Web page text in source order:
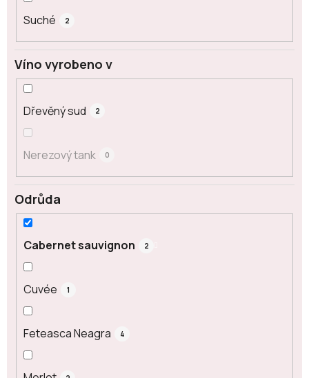
Odrůda
Cabernet sauvignon 2
Cuvée 1
Feteasca Neagra 4
Suché 2
Víno vyrobeno v
Dřevěný sud 2
Nerezový tank 0